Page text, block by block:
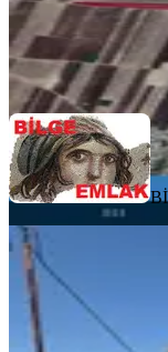
BİLGE EMLAK
Ara